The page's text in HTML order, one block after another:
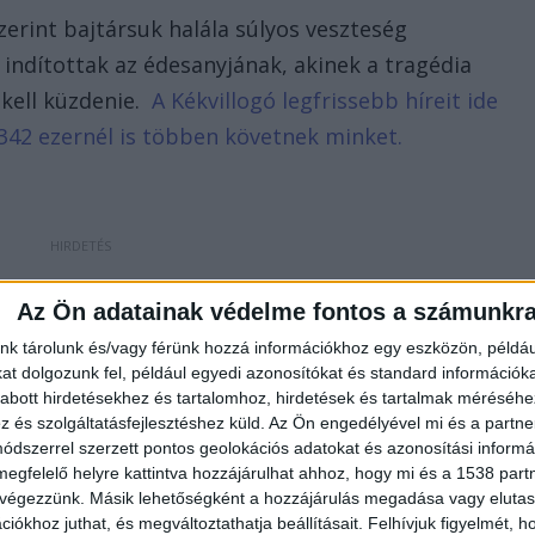
Az Ön adatainak védelme fontos a
tárolunk és/vagy férünk hozzá információkhoz egy eszközön,
dolgozunk fel, például egyedi azonosítókat és standard
hirdetésekhez és tartalomhoz, hirdetések és tartalmak
és szolgáltatásfejlesztéshez küld. Az Ön engedélyével mi és a
szerzett pontos geolokációs adatokat és azonosítási
helyre kattintva hozzájárulhat ahhoz, hogy mi és a 1538
Másik lehetőségként a hozzájárulás megadása vagy
juthat, és megváltoztathatja beállításait. Felhívjuk figyelmét,
bajtársuk halála súlyos veszteség
az édesanyjának, akinek a tragédia
küzdenie. A Kékvillogó legfrissebb híreit ide
ezernél is többen követnek minket.
súlyos veszteség a mentős közösség számára
hiányt hagyott maga után. Krisztián
megbecsült és lelkiismeretes tagja, aki
egyaránt példát mutatott hivatástudatból,
körülmények között távozott közülünk; a
akik ismerték és bajtársként tisztelték” –